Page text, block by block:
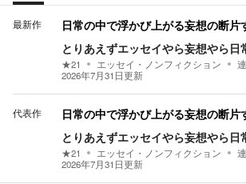
最新作 日常の中で浮かび上がる妄想の断片
とりあえずエッセイやら妄想やら日
★21 エッセイ・ノンフィクション
2026年7月31日更新
代表作 日常の中で浮かび上がる妄想の断片
とりあえずエッセイやら妄想やら日
★21 エッセイ・ノンフィクション
2026年7月31日更新